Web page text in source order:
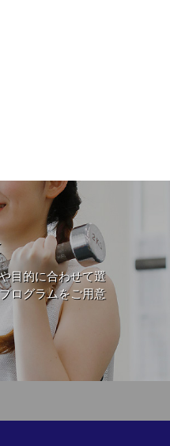
目的に合わせて選
ログラムをご用意